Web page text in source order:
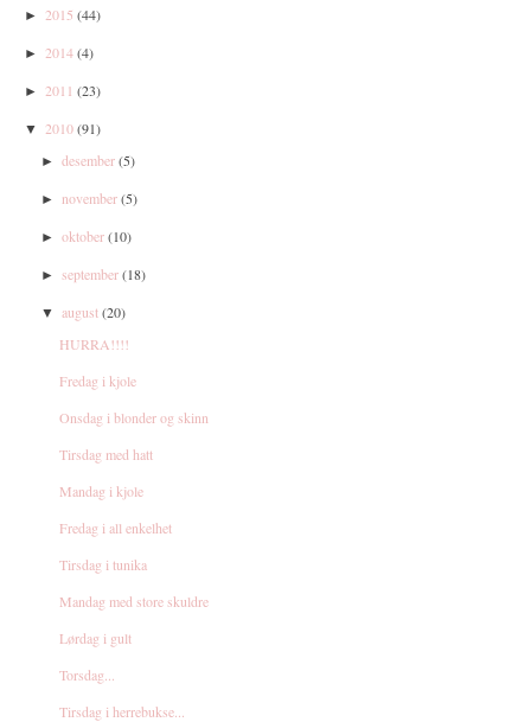
► 2015 (44)
► 2014(4)
► 2011 (23)
▼ 2010(91)
►desember (5)
► november (5)
►oktober (10)
►september (18)
▼ august (20)
HURRA!!!!
Fredag i kjole
Onsdag i blonder og skinn
Tirsdag med hatt
Mandag i kjole
Fredag i all enkelhet
Tirsdag i tunika
Mandag med store skuldre
Lørdag i gult
Torsdag...
Tirsdag i herrebukse...